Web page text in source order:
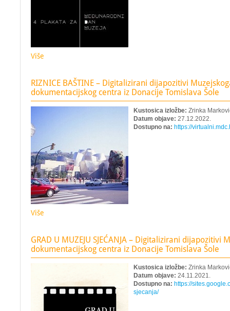
Više
RIZNICE BAŠTINE – Digitalizirani dijapozitivi
dokumentacijskog centra iz Donacije Tomislava Šole
Kustosica izložbe: Zrinka
Datum objave: 27.12.2022.
Dostupno na: https://
Više
GRAD U MUZEJU SJEĆANJA – Digitalizirani dijapozitivi
dokumentacijskog centra iz Donacije Tomislava Šole
Kustosica izložbe: Zrinka
Datum objave: 24.11.2021.
Dostupno na: https://
sjecanja/